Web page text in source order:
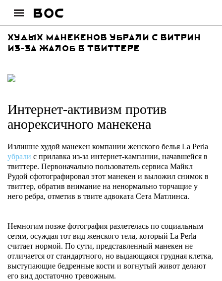
Худых манекенов убрали с витрин
из-за жалоб в твиттере
Интернет-активизм против
анорексичного манекена
Излишне худой манекен компании женского белья La Perla
убрали с прилавка из-за интернет-кампании, начавшейся в
твиттере. Первоначально пользователь сервиса Майкл
Рудой сфотографировал этот манекен и выложил снимок в
твиттер, обратив внимание на ненормально торчащие у
него ребра, отметив в твите адвоката Сета Матлинса.
Немногим позже фотография разлетелась по социальным
сетям, осуждая тот вид женского тела, который La Perla
считает нормой. По сути, представленный манекен не
отличается от стандартного, но выдающаяся грудная клетка,
выступающие бедренные кости и вогнутый живот делают
его вид достаточно тревожным.